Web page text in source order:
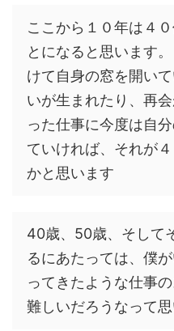
ここから１０年は４
とになると思います
けて自身の窓を開い
いが生まれたり、再
った仕事に今度は自
ていければ、それが
かと思います
40歳、50歳、そして
るにあたっては、僕
ってきたような仕事
難しいだろうなって